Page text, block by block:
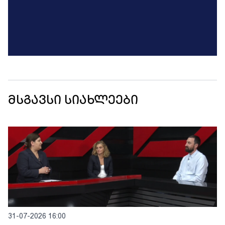
მსგავსი სიახლეები
31-07-2026 16:00